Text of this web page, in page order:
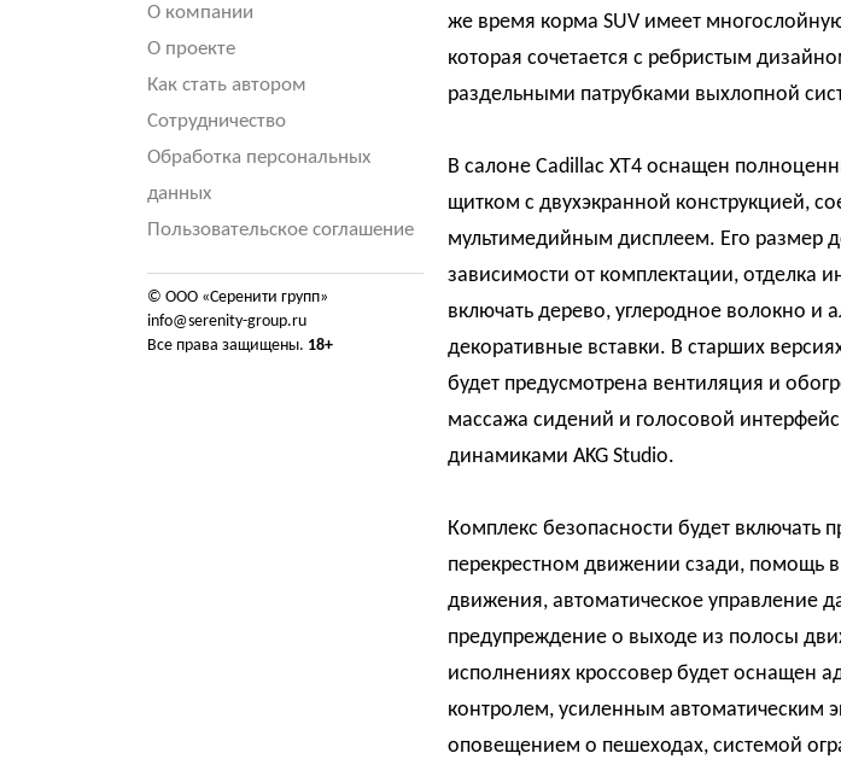
О компании
О проекте
Как стать автором
Сотрудничество
Обработка персональных
данных
Пользовательское соглашение
© ООО «Серенити групп»
info@serenity-group.ru
Все права защищены. 18+
же время корма SUV имеет
которая сочетается с ребристым
раздельными патрубками выхлопной
В салоне Cadillac XT4 оснащен
щитком с двухэкранной конструкцией,
мультимедийным дисплеем. Его размер
зависимости от комплектации, отделка
включать дерево, углеродное волокно и
декоративные вставки. В старших
будет предусмотрена вентиляция и
массажа сидений и голосовой
динамиками AKG Studio.
Комплекс безопасности будет включать
перекрестном движении сзади, помощь
движения, автоматическое управление
предупреждение о выходе из полосы
исполнениях кроссовер будет оснащен
контролем, усиленным автоматическим
оповещением о пешеходах, системой